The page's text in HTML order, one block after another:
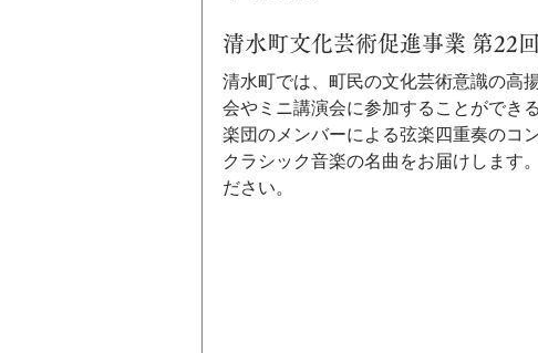
清水町文化芸術促進事業 第22
清水町では、町民の文化芸術意識の高
会やミニ講演会に参加することができ
楽団のメンバーによる弦楽四重奏のコ
クラシック音楽の名曲をお届けします
ださい。